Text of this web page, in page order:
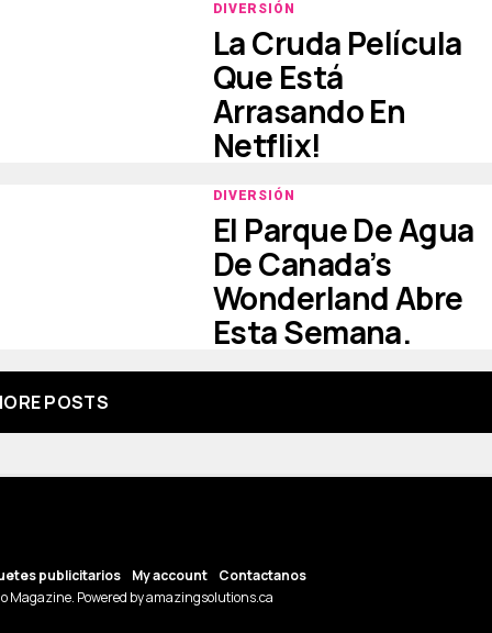
DIVERSIÓN
La Cruda Película
Que Está
Arrasando En
Netflix!
DIVERSIÓN
El Parque De Agua
De Canada’s
Wonderland Abre
Esta Semana.
POSTS
publicitarios My account
Contactanos
Magazine. Powered by amazingsolutions.ca